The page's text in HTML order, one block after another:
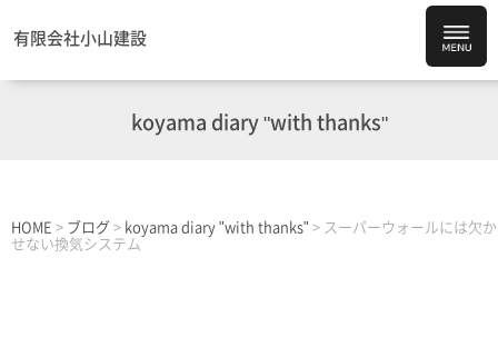
有限会社小山建設
koyama diary "with thanks"
HOME > ブログ > koyama diary "with thanks" > スーパーウォールには欠か
せない換気システム